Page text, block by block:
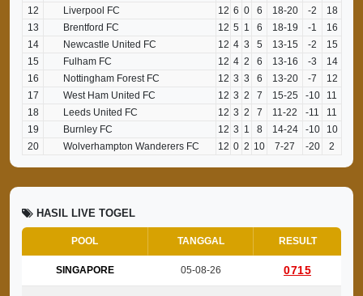
12
Liverpool FC 12 6 0 6 18-20 -2
18
13
Brentford FC 12 5 1 6 18-19 -1
16
14
Newcastle United FC 12 4 3 5 13-15 -2
15
15
Fulham FC 12 4 2 6 13-16 -3
14
16
Nottingham Forest FC 12 3 3 6 13-20 -7
12
17
West Ham United FC 12 3 2 7 15-25 -10
11
18
Leeds United FC 12 3 2 7 11-22 -11
11
19
Burnley FC 12 3 1 8 14-24 -10
10
20
Wolverhampton Wanderers FC 12 0 2 10 7-27 -20 2
HASIL LIVE TOGEL
POOL TANGGAL RESULT
SINGAPORE 05-08-26 0715